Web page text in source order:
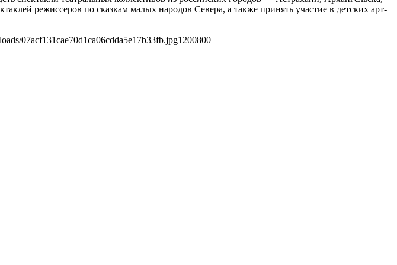
режиссеров по сказкам малых народов Севера, а также принять участие в детских арт-
07acf131cae70d1ca06cdda5e17b33fb.jpg1200800